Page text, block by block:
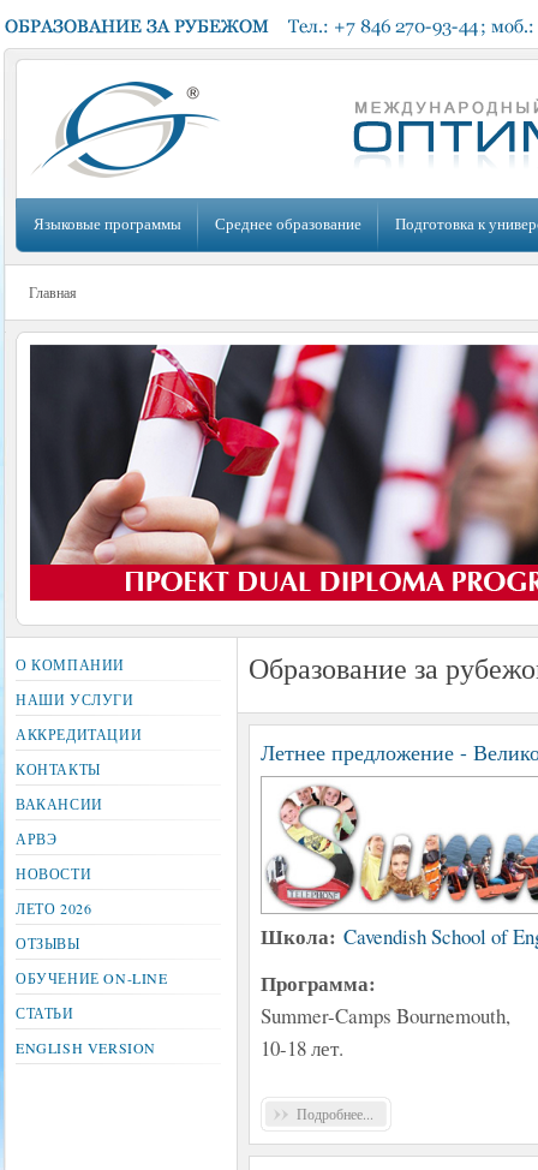
Языковые программы Среднее образование Подготовка к
Главная
Образование за
Летнее предложение -
Школа: Cavendish School of
Программа:
Summer-Camps Bournemouth,
10-18 лет.
Подробнее...
О КОМПАНИИ
НАШИ УСЛУГИ
АККРЕДИТАЦИИ
КОНТАКТЫ
ВАКАНСИИ
АРВЭ
НОВОСТИ
ЛЕТО 2026
ОТЗЫВЫ
ОБУЧЕНИЕ ON-LINE
СТАТЬИ
ENGLISH VERSION